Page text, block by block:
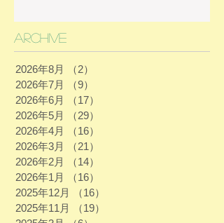
Archive
2026年8月 （2）
2026年7月
（9）
2026年6月
（17）
2026年5月
（29）
2026年4月
（16）
2026年3月
（21）
2026年2月
（14）
2026年1月
（16）
2025年12月
（16）
2025年11月
（19）